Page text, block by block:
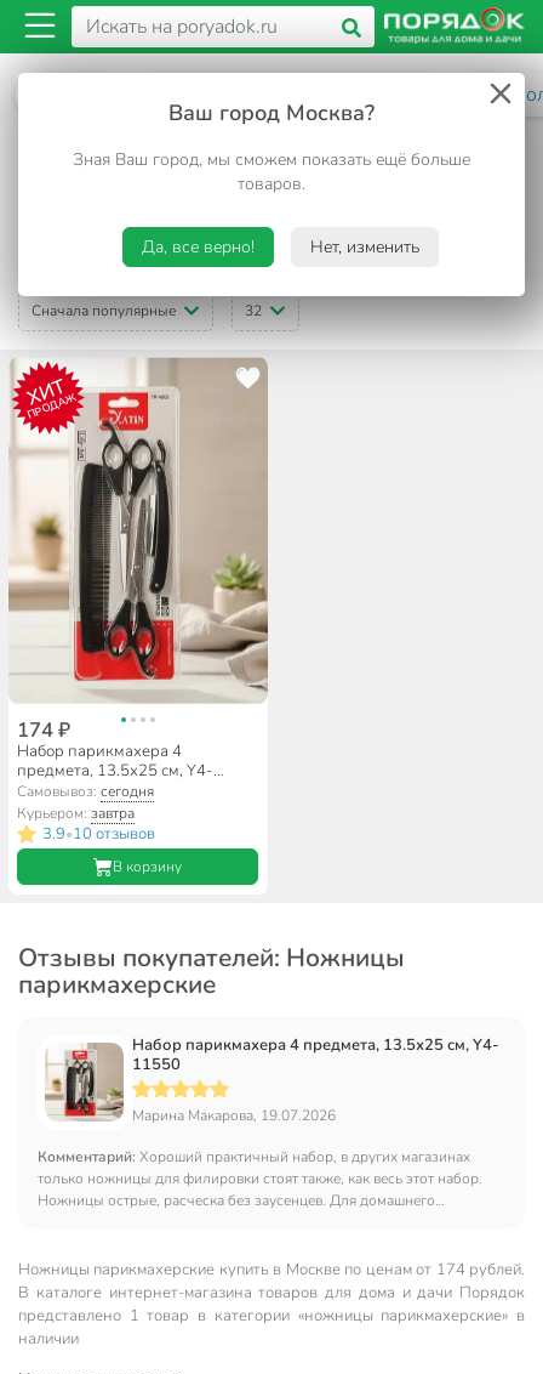
Ваш город Москва?
Зная Ваш город, мы сможем показать ещё больше
товаров.
Да, все верно! Нет, изменить
Для
Ножницы парикмахерские
ФИЛЬТРЫ
Сначала популярные 32
ХИТ
ПРОДАЖ
174 ₽
Набор парикмахера 4
предмета, 13.5х25 см, Y4-
11550
Самовывоз:сегодня
Курьером:завтра
3.9•10 отзывов
В корзину
Отзывы покупателей: Ножницы
парикмахерские
Набор парикмахера 4 предмета, 13.5х25 см, Y4-
11550
Марина Макарова, 19.07.2026
Комментарий: Хороший практичный набор, в других магазинах
только ножницы для филировки стоят также, как весь этот набор.
Ножницы острые, расческа без заусенцев. Для домашнего
Ножницы парикмахерские купить в Москве по ценам от 174 рублей.
В каталоге интернет-магазина товаров для дома и дачи Порядок
представлено 1 товар в категории «ножницы парикмахерские» в
наличии